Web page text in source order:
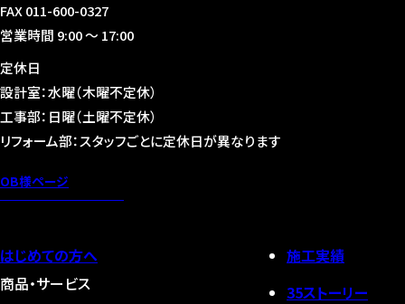
FAX 011-600-0327
営業時間 9:00 〜 17:00
定休日
設計室：水曜（木曜不定休）
工事部：日曜（土曜不定休）
リフォーム部：スタッフごとに定休日が異なります
OB様ページ
はじめての方へ
商品・サービス
施工実績
35ストーリー